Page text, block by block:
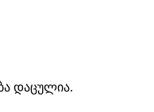
დაცულია.